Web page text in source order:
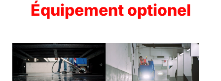
Équipement optionel